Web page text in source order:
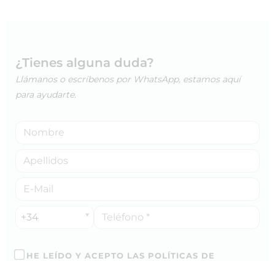
¿Tienes alguna duda?
Llámanos o escríbenos por WhatsApp, estamos aquí
para ayudarte.
+34
HE LEÍDO Y ACEPTO LAS POLÍTICAS DE